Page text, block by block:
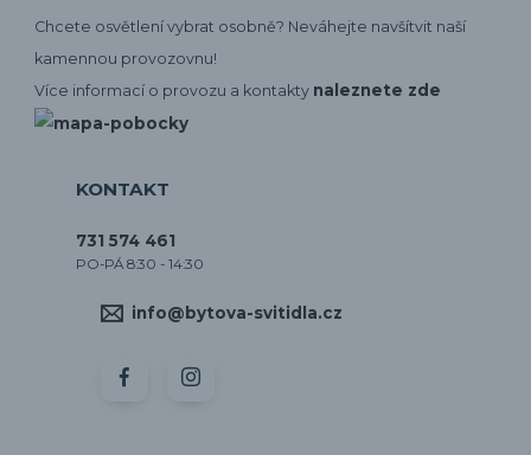
Chcete osvětlení vybrat osobně? Neváhejte navšítvit naší
kamennou provozovnu!
Více informací o provozu a kontakty naleznete zde
KONTAKT
731 574 461
PO-PÁ 8:30 - 14:30
info@bytova-svitidla.cz